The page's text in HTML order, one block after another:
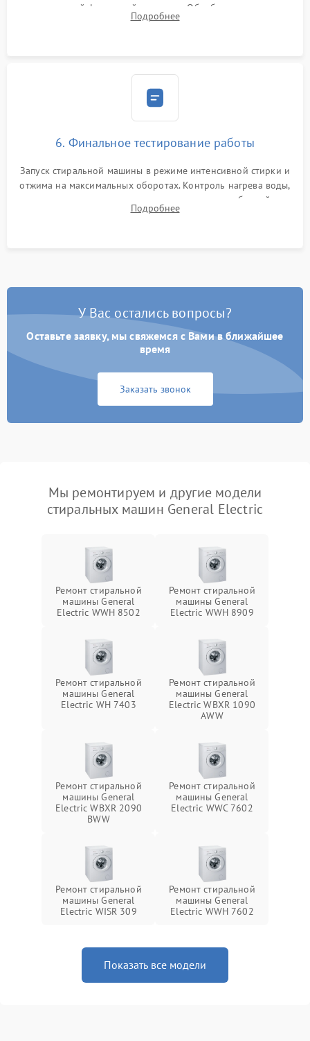
надежной фиксацией хомутами. Обработка стыков
герметиком для предотвращения возможных протечек воды.
Подробнее
6. Финальное тестирование работы
Запуск стиральной машины в режиме интенсивной стирки и
отжима на максимальных оборотах. Контроль нагрева воды,
корректности слива, отсутствия излишних вибраций,
посторонних стуков и протечек под корпусом.
Подробнее
У Вас остались вопросы?
Оставьте заявку, мы свяжемся с Вами в ближайшее
время
Заказать звонок
Мы ремонтируем и другие модели
стиральных машин General Electric
Ремонт стиральной
машины General
Electric WWH 8502
Ремонт стиральной
машины General
Electric WWH 8909
Ремонт стиральной
машины General
Electric WH 7403
Ремонт стиральной
машины General
Electric WBXR 1090
AWW
Ремонт стиральной
машины General
Electric WBXR 2090
BWW
Ремонт стиральной
машины General
Electric WWC 7602
Ремонт стиральной
машины General
Electric WISR 309
Ремонт стиральной
машины General
Electric WWH 7602
Показать все модели